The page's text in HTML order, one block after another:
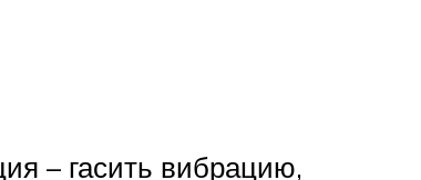
– гасить вибрацию,